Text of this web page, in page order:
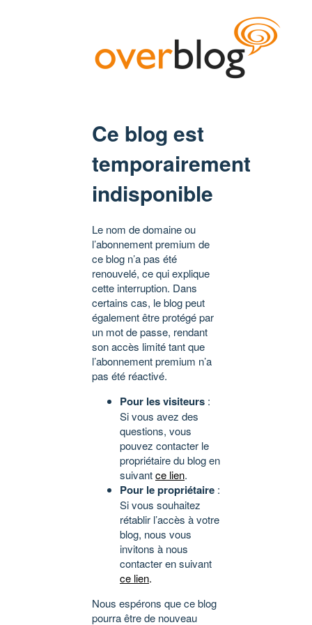
Ce blog est
temporairement
indisponible
Le nom de domaine ou
l’abonnement premium de
ce blog n’a pas été
renouvelé, ce qui explique
cette interruption. Dans
certains cas, le blog peut
également être protégé par
un mot de passe, rendant
son accès limité tant que
l’abonnement premium n’a
pas été réactivé.
Pour les visiteurs :
Si vous avez des
questions, vous
pouvez contacter le
propriétaire du blog en
suivantce lien.
Pour le propriétaire :
Si vous souhaitez
rétablir l’accès à votre
blog, nous vous
invitons à nous
contacter en suivant
ce lien.
Nous espérons que ce blog
pourra être de nouveau